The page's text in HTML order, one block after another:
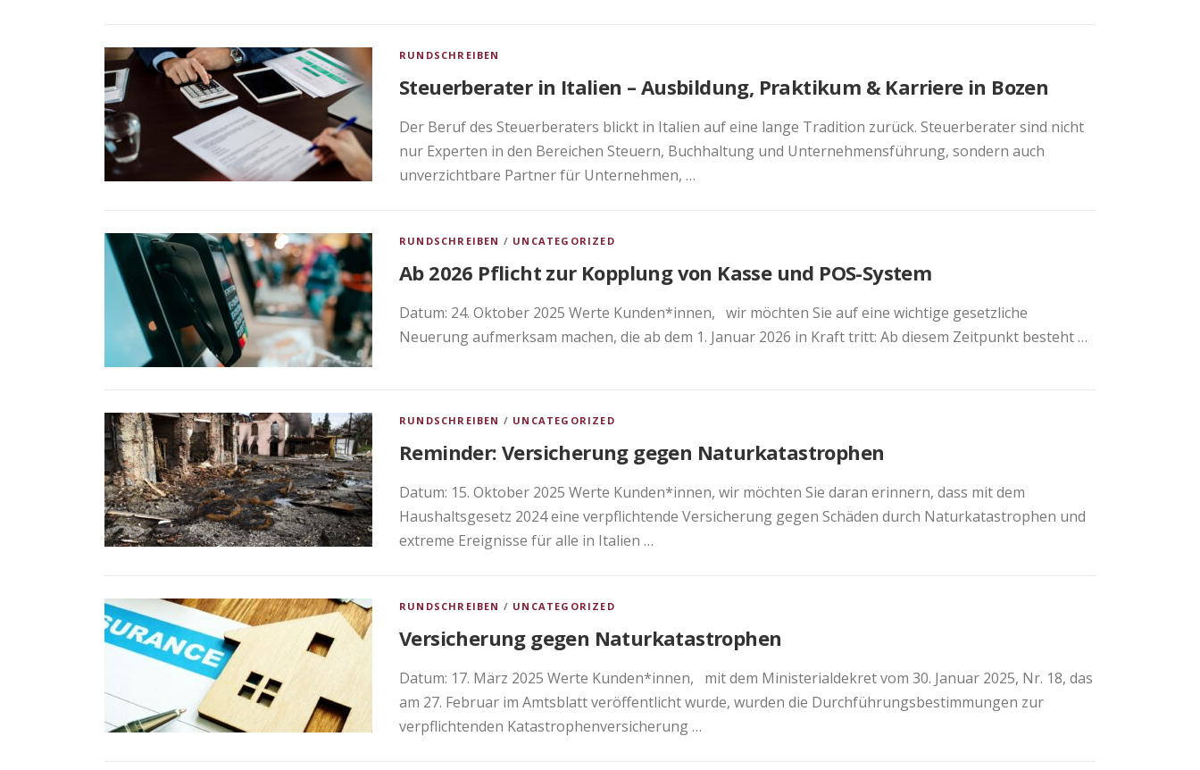
RUNDSCHREIBEN
Steuerberater in Italien – Ausbildung, Praktikum & Karriere in Bozen
Der Beruf des Steuerberaters blickt in Italien auf eine lange Tradition zurück. Steuerberater sind nicht
nur Experten in den Bereichen Steuern, Buchhaltung und Unternehmensführung, sondern auch
unverzichtbare Partner für Unternehmen, …
RUNDSCHREIBEN / UNCATEGORIZED
Ab 2026 Pflicht zur Kopplung von Kasse und POS-System
Datum: 24. Oktober 2025 Werte Kunden*innen, wir möchten Sie auf eine wichtige gesetzliche
Neuerung aufmerksam machen, die ab dem 1. Januar 2026 in Kraft tritt: Ab diesem Zeitpunkt besteht …
RUNDSCHREIBEN / UNCATEGORIZED
Reminder: Versicherung gegen Naturkatastrophen
Datum: 15. Oktober 2025 Werte Kunden*innen, wir möchten Sie daran erinnern, dass mit dem
Haushaltsgesetz 2024 eine verpflichtende Versicherung gegen Schäden durch Naturkatastrophen und
extreme Ereignisse für alle in Italien …
RUNDSCHREIBEN / UNCATEGORIZED
Versicherung gegen Naturkatastrophen
Datum: 17. März 2025 Werte Kunden*innen, mit dem Ministerialdekret vom 30. Januar 2025, Nr. 18, das
am 27. Februar im Amtsblatt veröffentlicht wurde, wurden die Durchführungsbestimmungen zur
verpflichtenden Katastrophenversicherung …